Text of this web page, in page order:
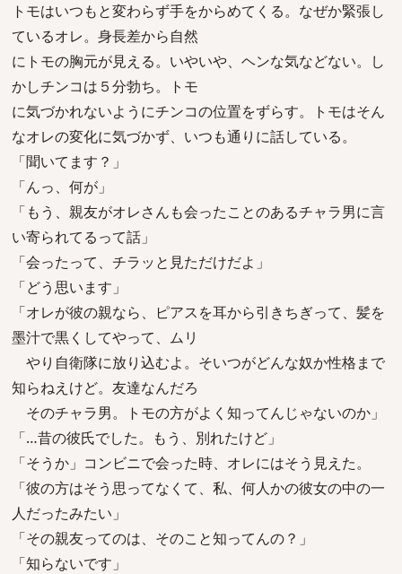
トモはいつもと変わらず手をからめてくる。なぜか緊張し
ているオレ。身長差から自然
にトモの胸元が見える。いやいや、ヘンな気などない。し
かしチンコは５分勃ち。トモ
に気づかれないようにチンコの位置をずらす。トモはそん
なオレの変化に気づかず、いつも通りに話している。
「聞いてます？」
「んっ、何が」
「もう、親友がオレさんも会ったことのあるチャラ男に言
い寄られてるって話」
「会ったって、チラッと見ただけだよ」
「どう思います」
「オレが彼の親なら、ピアスを耳から引きちぎって、髪を
墨汁で黒くしてやって、ムリ
やり自衛隊に放り込むよ。そいつがどんな奴か性格まで
知らねえけど。友達なんだろ
そのチャラ男。トモの方がよく知ってんじゃないのか」
「…昔の彼氏でした。もう、別れたけど」
「そうか」コンビニで会った時、オレにはそう見えた。
「彼の方はそう思ってなくて、私、何人かの彼女の中の一
人だったみたい」
「その親友ってのは、そのこと知ってんの？」
「知らないです」